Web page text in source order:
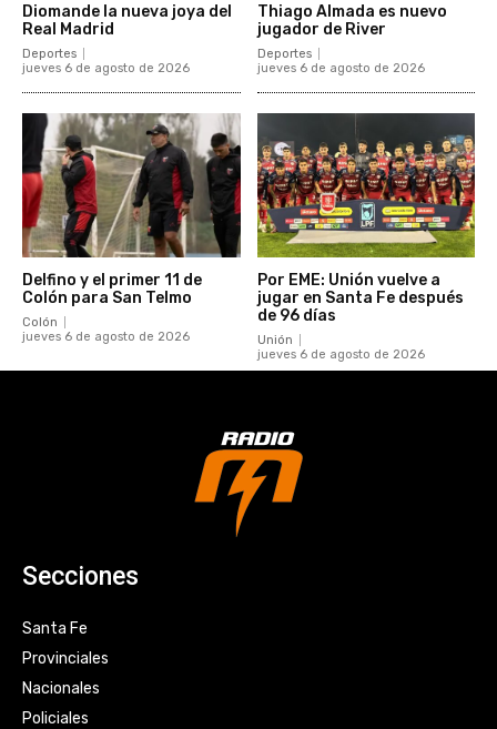
Diomande la nueva joya del
Real Madrid
Deportes
jueves 6 de agosto de 2026
Thiago Almada es nuevo
jugador de River
Deportes
jueves 6 de agosto de 2026
Delfino y el primer 11 de
Colón para San Telmo
Colón
jueves 6 de agosto de 2026
Por EME: Unión vuelve a
jugar en Santa Fe después
de 96 días
Unión
jueves 6 de agosto de 2026
Secciones
Santa Fe
Provinciales
Nacionales
Policiales